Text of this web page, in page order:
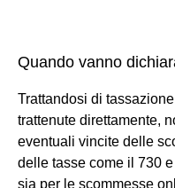
Quando vanno
Trattandosi di
trattenute direttamente,
eventuali vincite delle
delle tasse come il 730
sia per le scommesse